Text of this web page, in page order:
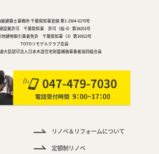
級建築士事務所 千葉県知事登録 第1-2504-6270号
設業許可 千葉県知事 許可（般-6）第38201号
地建物取引業者免許 千葉県知事（3）第16922号
TOTOリモデルクラブ会員
大臣認可法人日本木造住宅耐震補強事業者協同組合員
リノベ＆リフォームについて
定額制リノベ